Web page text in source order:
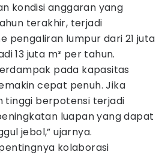
kondisi anggaran yang
terakhir, terjadi
pengaliran lumpur dari 21 juta
13 juta m³ per tahun.
pada kapasitas
cepat penuh. Jika
tinggi berpotensi terjadi
luapan yang dapat
jebol,” ujarnya.
kolaborasi